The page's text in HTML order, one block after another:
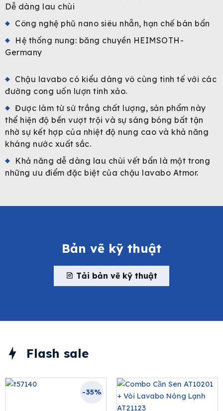
Dễ dàng lau chùi
Công nghệ phũ nano siêu nhẵn, hạn chế bán bẩn
Hệ thống nung: băng chuyền HEIMSOTH-
Germany
Chậu lavabo có kiểu dáng vô cùng tinh tế với các
đường cong uốn lượn tinh xảo.
Được làm từ sứ trắng chất lượng, sản phẩm này
thể hiện độ bền vượt trội và sự sáng bóng bất tận
nhờ sự kết hợp của nhiệt độ nung cao và khả năng
kháng nước xuất sắc.
Khả năng dễ dàng lau chùi vết bẩn là một trong
những ưu điểm đặc biệt của chậu lavabo Atmor.
Bản vẽ kỹ thuật
Tải bản vẽ kỹ thuật
Flash sale
-35%